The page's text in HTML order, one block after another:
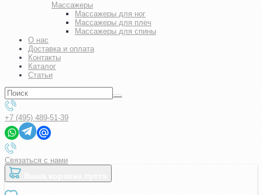
Массажеры
Массажеры для ног
Массажеры для плеч
Массажеры для спины
О нас
Доставка и оплата
Контакты
Каталог
Статьи
+7 (495) 489-51-39
Связаться с нами